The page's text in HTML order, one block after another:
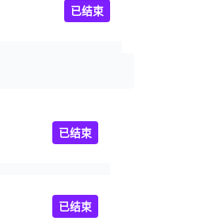
已结束
已结束
已结束